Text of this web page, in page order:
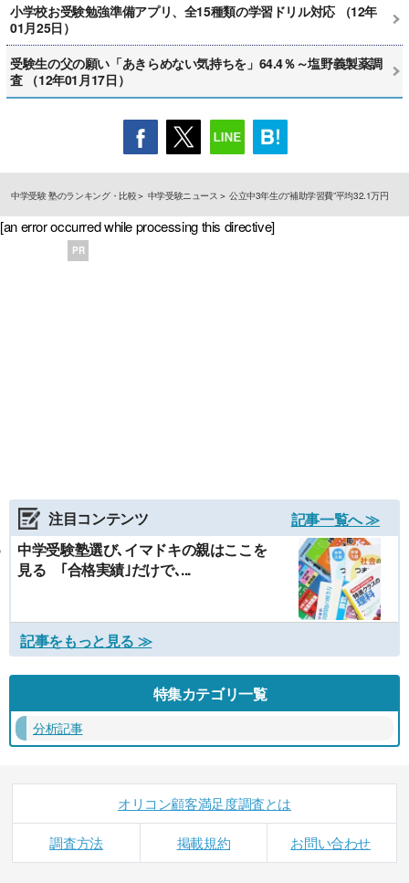
小学校お受験勉強準備アプリ、全15種類の学習ドリル対応 （12年
01月25日）
受験生の父の願い「あきらめない気持ちを」64.4％～塩野義製薬調
査 （12年01月17日）
中学受験 塾のランキング・比較 中学受験ニュース 公立中3年生の“補助学習費”平均32.1万円
[an error occurred while processing this directive]
PR
注目コンテンツ
記事一覧へ ≫
中学受験塾選び､イマドキの親はここを
見る ｢合格実績｣だけで､...
記事をもっと見る ≫
特集カテゴリ一覧
分析記事
オリコン顧客満足度調査とは
調査方法 掲載規約 お問い合わせ